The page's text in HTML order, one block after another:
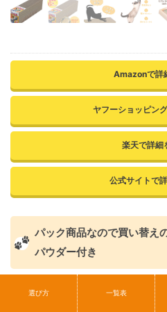
Amazonで詳
ヤフーショッピン
楽天で詳細
公式サイトで
パック商品なので買い替え
パウダー付き
6こパックになってるので、複数の
選び方 一覧表